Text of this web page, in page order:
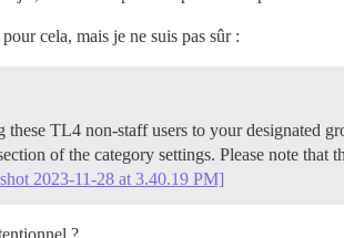
cela, mais je ne suis pas sûr :
TL4 non-staff users to your designated
of the category settings. Please note that
2023-11-28 at 3.40.19 PM]